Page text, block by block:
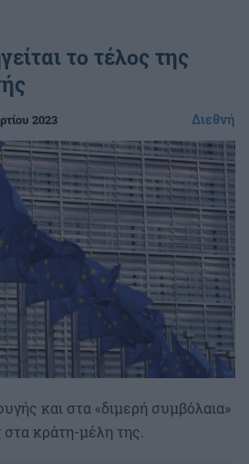
το τέλος της
2023 Διεθνή
και στα «διμερή συμβόλαια»
στα κράτη-μέλη της.